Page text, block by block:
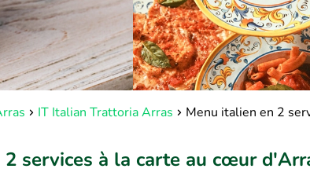
IT Italian Trattoria Arras Menu italien en 2
services à la carte au cœur